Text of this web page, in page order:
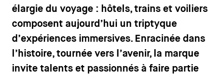
élargie du voyage : hôtels, trains et voiliers
composent aujourd’hui un triptyque
d’expériences immersives. Enracinée dans
l’histoire, tournée vers l’avenir, la marque
invite talents et passionnés à faire partie